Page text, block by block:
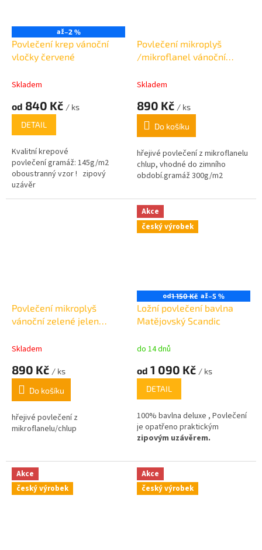
až–2 %
Povlečení krep vánoční
vločky červené
Skladem
od 840 Kč / ks
DETAIL
Kvalitní krepové
povlečení gramáž: 145g/m2
oboustranný vzor ! zipový
uzávěr
Povlečení mikroplyš
/mikroflanel vánoční
cm
Skladem
890 Kč / ks
Do košíku
hřejivé povlečení z mikroflanelu
chlup, vhodné do zimního
období.gramáž 300g/m2
Povlečení mikroplyš
vánoční zelené jelen
Skladem
890 Kč / ks
Do košíku
hřejivé povlečení z
mikroflanelu/chlup
Akce
český výrobek
od1 150 Kč až–5 %
Ložní povlečení bavlna
Matějovský Scandic
do 14 dnů
od 1 090 Kč / ks
DETAIL
100% bavlna deluxe , Povlečení
je opatřeno praktickým
zipovým uzávěrem.
Akce
český výrobek
Akce
český výrobek